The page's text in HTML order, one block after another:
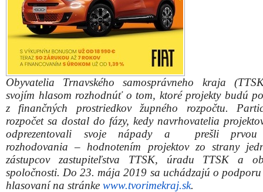
Obyvatelia Trnavského samosprávneho kraja
svojím hlasom rozhodnúť o tom, ktoré projekty budú
z finančných prostriedkov župného rozpočtu.
rozpočet sa dostal do fázy, kedy navrhovatelia
odprezentovali svoje nápady a prešli prvou
rozhodovania – hodnotením projektov zo strany
zástupcov zastupiteľstva TTSK, úradu TTSK a
spoločnosti. Do 23. mája 2019 sa uchádzajú o
hlasovaní na stránke www.tvorimekraj.sk.